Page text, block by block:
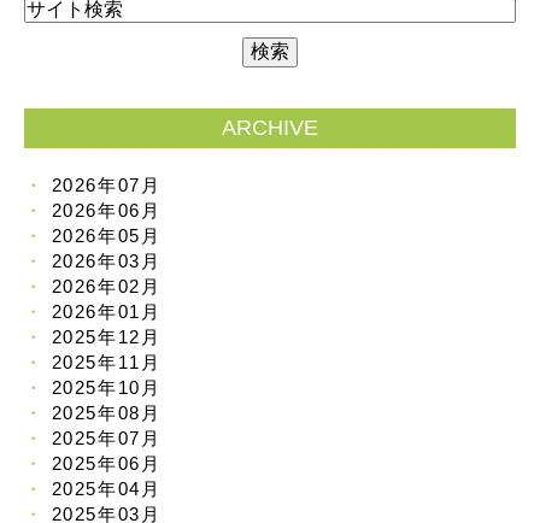
ARCHIVE
2026年07月
2026年06月
2026年05月
2026年03月
2026年02月
2026年01月
2025年12月
2025年11月
2025年10月
2025年08月
2025年07月
2025年06月
2025年04月
2025年03月